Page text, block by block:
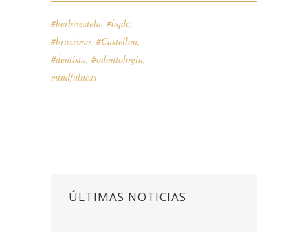
#berbisestela, #bqdc,
#bruxismo, #Castellón,
#dentista, #odontologia,
mindfulness
ÚLTIMAS NOTICIAS